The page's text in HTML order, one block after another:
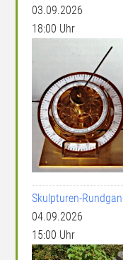
03.09.2026
18:00 Uhr
Skulpturen-
04.09.2026
15:00 Uhr